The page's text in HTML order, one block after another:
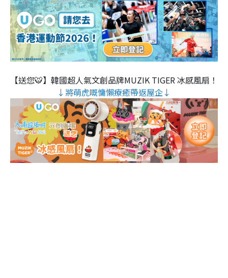
【送您🐯】韓國超人氣文創品牌MUZIK TIGER 冰感風扇！
↓將萌虎嘅慵懶療癒帶返屋企↓